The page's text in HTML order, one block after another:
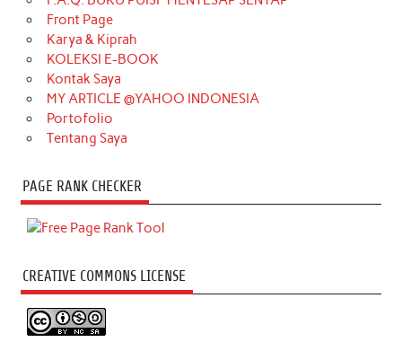
Front Page
Karya & Kiprah
KOLEKSI E-BOOK
Kontak Saya
MY ARTICLE @YAHOO INDONESIA
Portofolio
Tentang Saya
PAGE RANK CHECKER
CREATIVE COMMONS LICENSE